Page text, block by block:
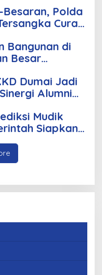
Polda
Curat,
Bangunan di
Besar
Dumai Jadi
Alumni
Mudik
Siapkan